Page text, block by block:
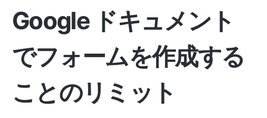
Google ドキュメント
でフォームを作成する
ことのリミット